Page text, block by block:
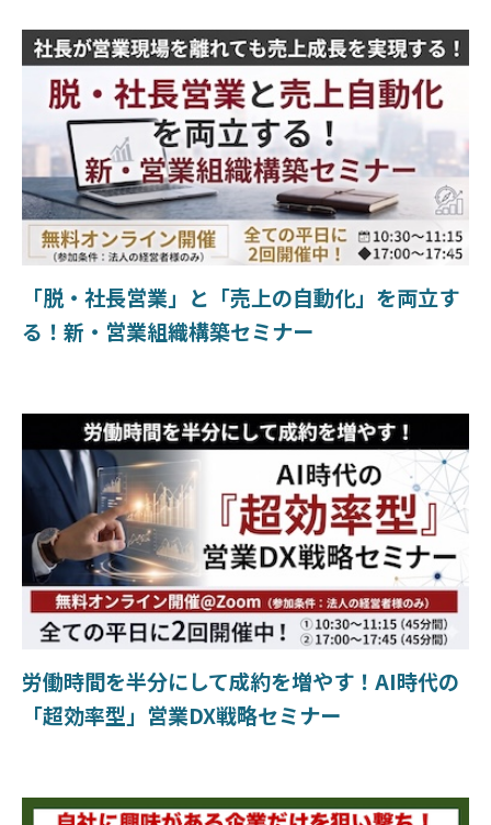
「脱・社長営業」と「売上の自動化」を両立す
る！新・営業組織構築セミナー
労働時間を半分にして成約を増やす！AI時代の
「超効率型」営業DX戦略セミナー